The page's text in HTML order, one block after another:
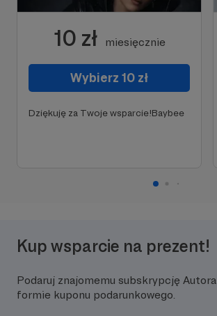
10 zł miesięcznie
Wybierz 10 zł
Dziękuję za Twoje wsparcie!Baybee
Kup wsparcie na prezent!
Podaruj znajomemu subskrypcję Autora
formie kuponu podarunkowego.